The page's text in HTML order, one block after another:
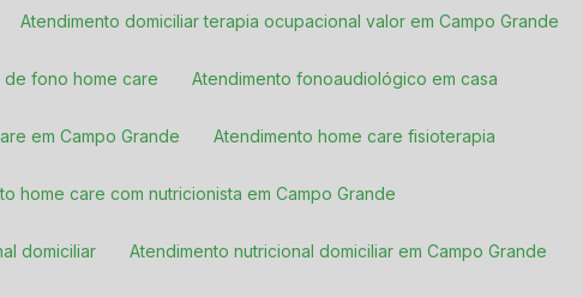
Atendimento domiciliar terapia ocupacional valor em Campo Grande
de fono home care Atendimento fonoaudiológico em casa
em Campo Grande Atendimento home care fisioterapia
home care com nutricionista em Campo Grande
domiciliar Atendimento nutricional domiciliar em Campo Grande